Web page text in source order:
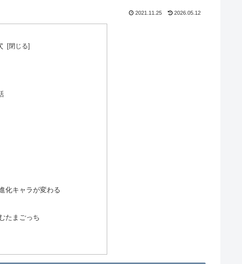
2021.11.25 2026.05.12
化キャラが変わる
たまごっち